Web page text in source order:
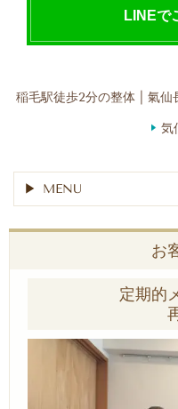
LINEで
稲毛駅徒歩2分の整体 | 氣
気
MENU
お
定期的